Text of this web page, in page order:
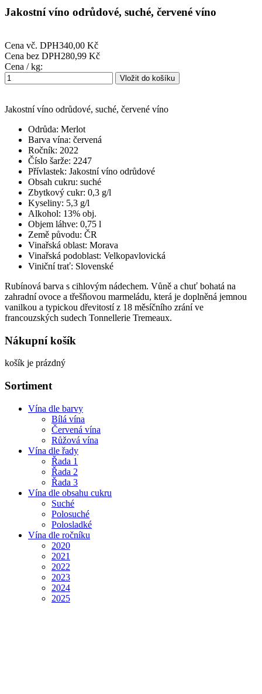
Jakostní víno odrůdové, suché, červené víno
Cena vč. DPH340,00 Kč
Cena bez DPH280,99 Kč
Cena / kg:
Jakostní víno odrůdové, suché, červené víno
Odrůda: Merlot
Barva vína: červená
Ročník: 2022
Číslo šarže: 2247
Přívlastek: Jakostní víno odrůdové
Obsah cukru: suché
Zbytkový cukr: 0,3 g/l
Kyseliny: 5,3 g/l
Alkohol: 13% obj.
Objem láhve: 0,75 l
Země původu: ČR
Vinařská oblast: Morava
Vinařská podoblast: Velkopavlovická
Viniční trať: Slovenské
Rubínová barva s cihlovým nádechem. Vůně a chuť bohatá na
zahradní ovoce a třešňovou marmeládu, která je doplněná jemnou
vanilkou a typickou dřevitostí z 18 měsíčního zrání ve
francouzských sudech Tonnellerie Tremeaux.
Nákupní košík
košík je prázdný
Sortiment
Vína dle barvy
Bílá vína
Červená vína
Růžová vína
Vína dle řady
Řada 1
Řada 2
Řada 3
Vína dle obsahu cukru
Suché
Polosuché
Polosladké
Vína dle ročníku
2020
2021
2022
2023
2024
2025